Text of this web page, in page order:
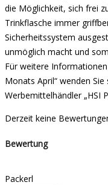
die Möglichkeit, sich frei
Trinkflasche immer
Sicherheitssystem
unmöglich macht und
Für weitere
Monats April“ wenden
Werbemittelhändler „HSI
Derzeit keine
Bewertung
Packerl